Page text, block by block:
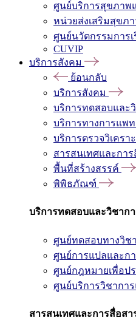
ศูนย์บริการสุขภาพ
หน่วยส่งเสริมสุขภ
ศูนย์นวัตกรรมการเ
CUVIP
บริการสังคม
ย้อนกลับ
บริการสังคม
บริการทดสอบและ
บริการทางการแพ
บริการตรวจวิเคร
สารสนเทศและการ
พื้นที่สร้างสรรค์
พิพิธภัณฑ์
บริการทดสอบและวิชาก
ศูนย์ทดสอบทางวิช
ศูนย์การแปลและก
ศูนย์กฎหมายเพื่อป
ศูนย์บริการวิชากา
สารสนเทศและการสื่อสา